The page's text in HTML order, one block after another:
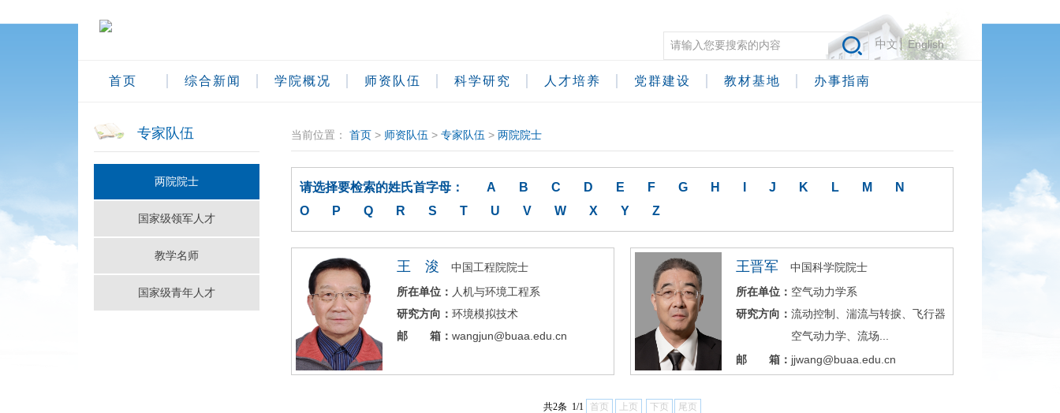
中文 English
首页 综合新闻 学院概况 师资队伍 科学研究 人才培养 党群建设 教材基地 办事指南
专家队伍
两院院士
国家级领军人才
教学名师
国家级青年人才
当前位置： 首页 > 师资队伍 > 专家队伍 > 两院院士
请选择要检索的姓氏首字母： A B C D E F G H J K L M
N
O
P Q R S T U V W X Y Z
王 浚
中国工程院院士
所在单位： 人机与环境工程系
研究方向： 环境模拟技术
邮 箱： wangjun@buaa.edu.cn
王晋军
中国科学院院士
所在单位： 空气动力学系
研究方向： 流动控制、湍流与转捩、飞行器
空气动力学、流场...
邮 箱： jjwang@buaa.edu.cn
共2条 1/1 首页 上页 下页 尾页